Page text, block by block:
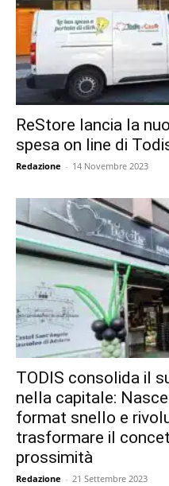
ReStore lancia la
spesa on line di
Redazione - 14 Novembre 2023
TODIS consolida il
nella capitale:
format snello e
trasformare il
prossimità
Redazione - 21 Settembre 2023